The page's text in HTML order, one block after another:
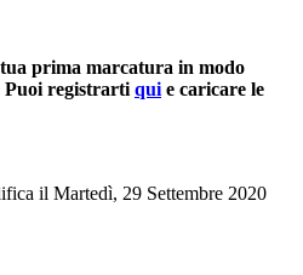
prima marcatura in modo
Puoi registrarti qui e caricare le
il Martedì, 29 Settembre 2020